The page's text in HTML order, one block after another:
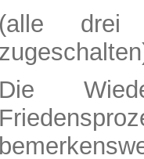
(alle drei
Die